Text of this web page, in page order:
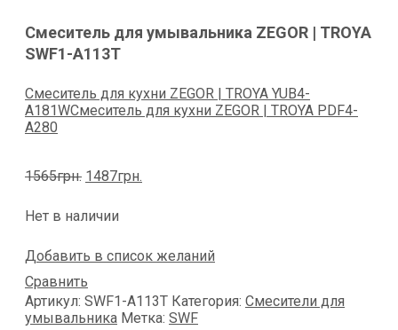
Смеситель для умывальника ZEGOR | TROYA
SWF1-A113Т
Смеситель для кухни ZEGOR | TROYA YUB4-
А181WСмеситель для кухни ZEGOR | TROYA PDF4-
A280
1565грн. Первоначальная
1565грн..
1487грн.
Нет в наличии
Добавить в список желаний
Сравнить
Артикул: SWF1-A113Т Категория: Смесители для
умывальника Метка: SWF